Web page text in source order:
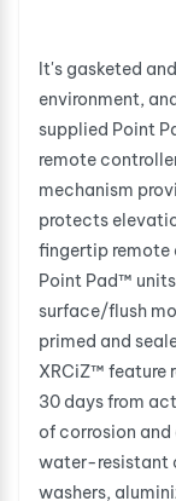
It's gasketed
environment,
supplied Point
remote
mechanism
protects
fingertip remote
Point Pad™
surface/flush
primed and
XRCiZ™ feature
30 days from
of corrosion
water-resistant
washers,